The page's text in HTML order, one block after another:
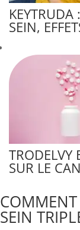
SEIN,
TRODELVY
SUR LE
SEIN